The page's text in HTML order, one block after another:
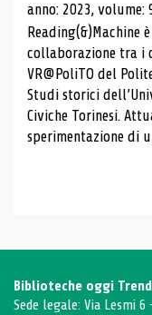
anno: 2023, volume:
Reading(&)Machine
collaborazione tra i
VR@PoliTO del
Studi storici
Civiche Torinesi.
sperimentazione di
Biblioteche oggi
Sede legale: Via Lesmi